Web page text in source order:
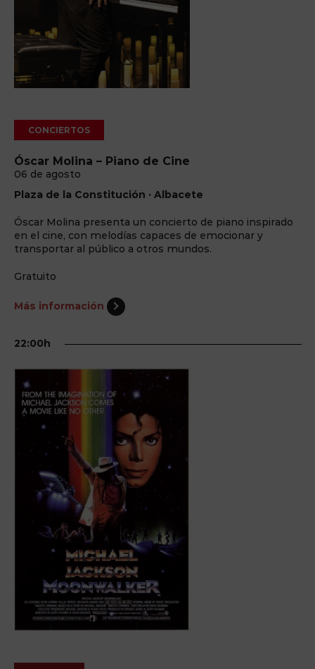
CONCIERTOS
Óscar Molina – Piano de Cine
06 de agosto
Plaza de la Constitución · Albacete
Óscar Molina presenta un concierto de piano inspirado
en el cine, con melodías capaces de emocionar y
transportar al público a otros mundos.
Gratuito
Más información
22:00h